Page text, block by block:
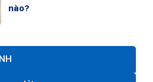
nào?